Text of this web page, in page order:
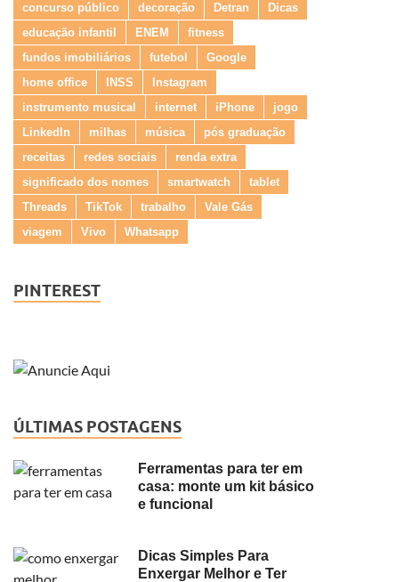
concurso público
decoração Detran
Dicas
educação infantil
ENEM
fitness
fundos imobiliários
futebol
Google
home office
INSS
Instagram
instrumento musical
internet iPhone
jogo
LinkedIn
milhas música
pós graduação
receitas
redes sociais
renda extra
significado dos nomes
smartwatch
tablet
Threads
TikTok trabalho
Vale Gás
viagem
Vivo Whatsapp
PINTEREST
ÚLTIMAS POSTAGENS
Ferramentas para ter em
casa: monte um kit básico
e funcional
Dicas Simples Para
Enxergar Melhor e Ter